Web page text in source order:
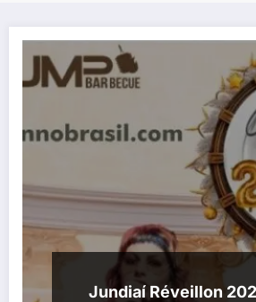
Jundiaí Réveillon